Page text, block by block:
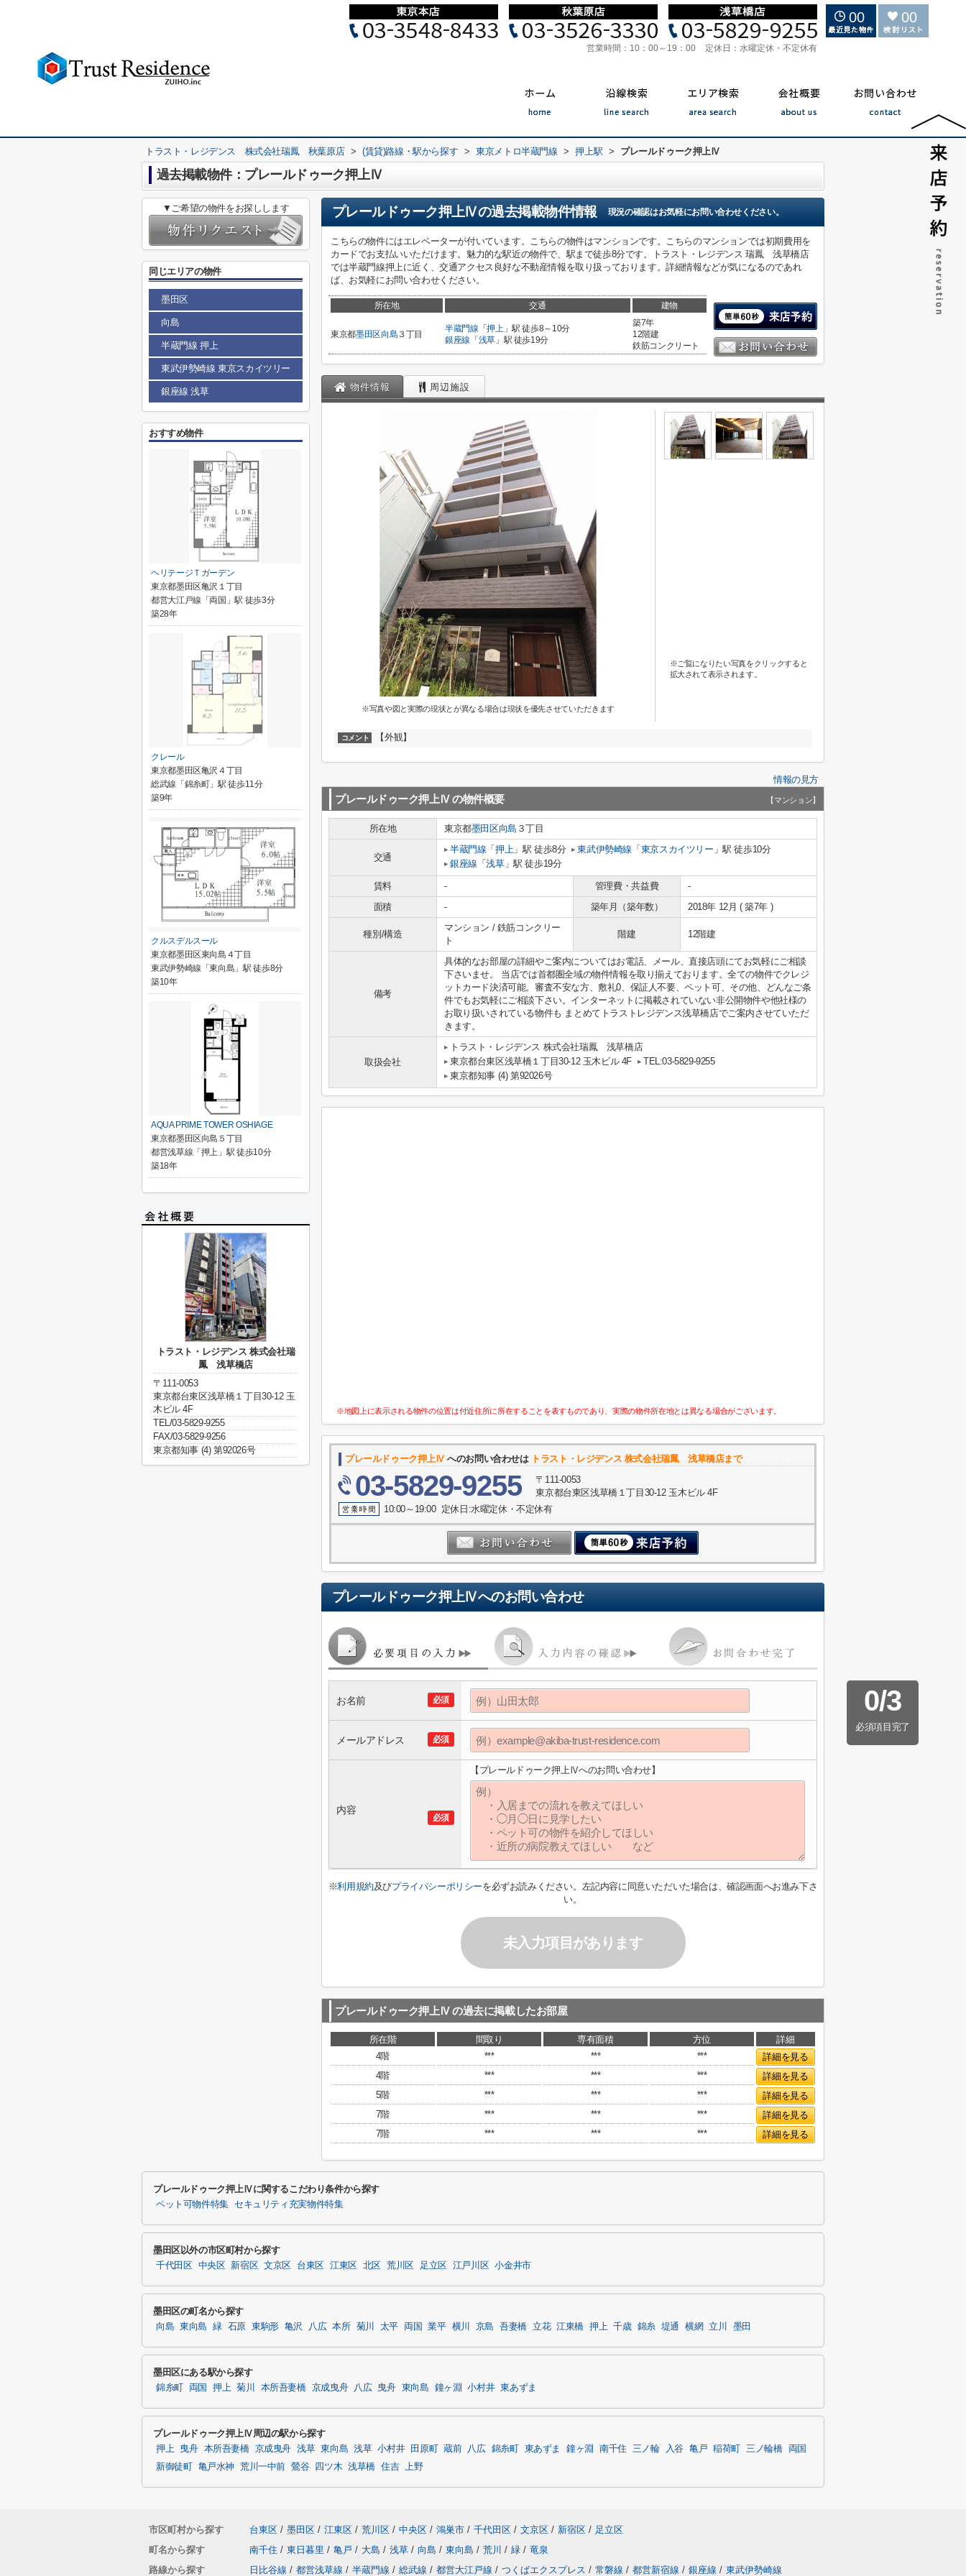
営業時間： 10：00～19：00 定休日： 水曜定休・不定休有
00 00
トラスト・レジデンス 株式会社瑞鳳 秋葉原店 > (賃貸)路線・駅から探す > 東京メトロ半蔵門線 > 押上駅 > プレールドゥーク押上Ⅳ
過去掲載物件：プレールドゥーク押上Ⅳ
プレールドゥーク押上Ⅳの過去掲載物件情報 現況の確認はお気軽にお問い合わせください。
こちらの物件にはエレベーターが付いています。こちらの物件はマンションです。こちらのマンションでは初期費用を
カードでお支払いいただけます。魅力的な駅近の物件で、駅まで徒歩8分です。トラスト・レジデンス 瑞鳳 浅草橋店
では半蔵門線押上に近く、交通アクセス良好な不動産情報を取り扱っております。詳細情報などが気になるのであれ
ば、お気軽にお問い合わせください。
所在地 交通 建物
東京都墨田区向島 ３丁目
半蔵門線 「押上」駅 徒歩8～10分
銀座線 「 浅草」駅 徒歩19分
築7年
12階建
鉄筋コンクリート
物件情報 周辺施設
※写真や図と実際の現状とが異なる場合は現状を優先させていただきます
※ご覧になりたい写真をクリックすると
拡大されて表示されます。
コメント 【外観】
情報の見方
プレールドゥーク押上Ⅳの物件概要 【マンション】
所在地 東京都墨田区向島 ３丁目
交通
半蔵門線 「押上」駅 徒歩8分 東武伊勢崎線 「 東京スカイツリー 」駅 徒歩10分
銀座線 「浅草」駅 徒歩19分
賃料 - 管理費・共益費
-
面積
- 築年月（築年数） 2018年 12月 ( 築7年 )
種別/構造
マンション / 鉄筋コンクリー
ト
階建 12階建
備考
具体的なお部屋の詳細やご案内についてはお電話、メール、直接店頭にてお気軽にご相談
下さいませ。 当店では首都圏全域の物件情報を取り揃えております。全ての物件でクレジ
ットカード決済可能。審査不安な方、敷礼0、保証人不要、ペット可、その他、どんなご条
件でもお気軽にご相談下さい。インターネットに掲載されていない非公開物件や他社様の
お取り扱いされている物件も まとめてトラストレジデンス浅草橋店でご案内させていただ
きます。
取扱会社
トラスト・レジデンス 株式会社瑞鳳 浅草橋店
東京都台東区浅草橋１丁目30-12 玉木ビル 4F
TEL:03-5829-9255
東京都知事 (4) 第92026号
※地図上に表示される物件の位置は付近住所に所在することを表すものであり、実際の物件所在地とは異なる場合がございます。
プレールドゥーク押上Ⅳ へのお問い合わせは トラスト・レジデンス 株式会社瑞鳳 浅草橋店まで
03-5829-9255
〒111-0053
東京都台東区浅草橋１丁目30-12 玉木ビル 4F
10:00～19:00 定休日:水曜定休・不定休有
プレールドゥーク押上Ⅳへのお問い合わせ
0/3
必須項目完了
必須
お名前
必須
メールアドレス
必須
内容
【プレールドゥーク押上Ⅳへのお問い合わせ】
※利用規約及びプライバシーポリシーを必ずお読みください。左記内容に同意いただいた場合は、確認画面へお進み下さ
い。
未入力項目があります
プレールドゥーク押上Ⅳの過去に掲載したお部屋
所在階 間取り 専有面積 方位
詳細
4階
*** *** ***
詳細を見る
4階
*** *** ***
詳細を見る
5階
*** *** ***
詳細を見る
7階
*** *** ***
詳細を見る
7階
*** *** *** 詳細を見る
▼ご希望の物件をお探しします
同じエリアの物件
墨田区
向島
半蔵門線 押上
東武伊勢崎線 東京スカイツリー
銀座線 浅草
おすすめ物件
ヘリテージＴガーデン
東京都墨田区亀沢１丁目
都営大江戸線「両国」駅 徒歩3分
築28年
クレール
東京都墨田区亀沢４丁目
総武線「錦糸町」駅 徒歩11分
築9年
クルスデルスール
東京都墨田区東向島４丁目
東武伊勢崎線「東向島」駅 徒歩8分
築10年
AQUA PRIME TOWER OSHIAGE
東京都墨田区向島５丁目
都営浅草線「押上」駅 徒歩10分
築18年
トラスト・レジデンス 株式会社瑞
鳳 浅草橋店
〒111-0053
東京都台東区浅草橋１丁目30-12 玉
木ビル 4F
TEL/03-5829-9255
FAX/03-5829-9256
東京都知事 (4) 第92026号
プレールドゥーク押上Ⅳに関するこだわり条件から探す
ペット可物件特集 セキュリティ充実物件特集
墨田区以外の市区町村から探す
千代田区 中央区 新宿区 文京区 台東区 江東区 北区 荒川区 足立区 江戸川区 小金井市
墨田区の町名から探す
向島 東向島 緑 石原 東駒形 亀沢 八広 本所 菊川 太平 両国 業平 横川 京島 吾妻橋 立花 江東橋 押上 千歳 錦糸 堤通 横網 立川 墨田
墨田区にある駅から探す
錦糸町 両国 押上 菊川 本所吾妻橋 京成曳舟 八広 曳舟 東向島 鐘ヶ淵 小村井 東あずま
プレールドゥーク押上Ⅳ周辺の駅から探す
押上 曳舟 本所吾妻橋 京成曳舟 浅草 東向島 浅草 小村井 田原町 蔵前 八広 錦糸町 東あずま 鐘ヶ淵 南千住 三ノ輪 入谷 亀戸 稲荷町 三ノ輪橋
両国
新御徒町
亀戸水神 荒川一中前 鶯谷 四ツ木 浅草橋 住吉 上野
市区町村から探す 台東区 / 墨田区 / 江東区 / 荒川区 / 中央区 / 鴻巣市 / 千代田区 / 文京区 / 新宿区 / 足立区
町名から探す
南千住 / 東日暮里 / 亀戸 / 大島 / 浅草 / 向島 / 東向島 / 荒川 / 緑 / 竜泉
路線から探す
日比谷線 / 都営浅草線 / 半蔵門線 / 総武線 / 都営大江戸線 / つくばエクスプレス / 常磐線 / 都営新宿線 / 銀座線 / 東武伊勢崎線